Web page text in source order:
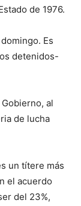
de 1976.
Es
detenidos-
al
de lucha
un títere más
el acuerdo
del 23%,